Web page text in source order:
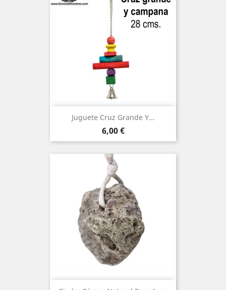
Juguete Cruz Grande Y...
Precio
6,00 €